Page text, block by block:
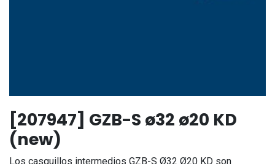
[207947] GZB-S ø32 ø20 KD
(new)
Los casquillos intermedios GZB-S Ø32 Ø20 KD son